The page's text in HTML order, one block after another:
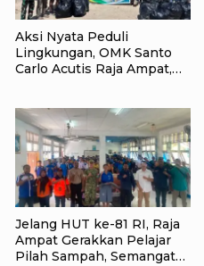
Aksi Nyata Peduli
Lingkungan, OMK Santo
Carlo Acutis Raja Ampat,
Jelang HUT ke-81 RI, Raja
Ampat Gerakkan Pelajar
Pilah Sampah, Semangat